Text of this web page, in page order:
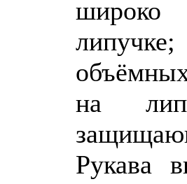
широко
на
Рукава